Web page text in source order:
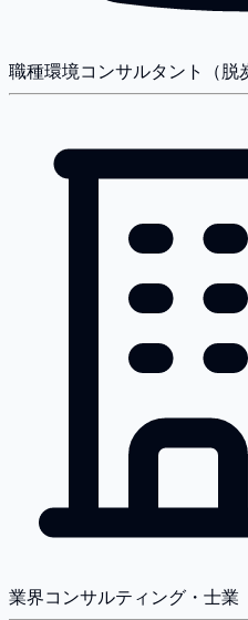
職種環境コンサルタント（脱
業界コンサルティング・士業